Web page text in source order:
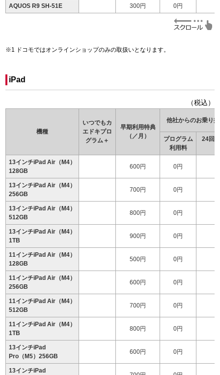
AQUOS R9 SH-51E 300円 0円
ドコモではオンラインショップのみの取扱いとなります。
iPad
（税込）
機種
いつでもカ
エドキプロ
グラム＋
早期利用特典
（／月）
他社からのお乗り
プログラム
利用料
24回
13インチiPad Air（M4）
128GB
600円 0円
13インチiPad Air（M4）
256GB
700円 0円
13インチiPad Air（M4）
512GB
800円 0円
13インチiPad Air（M4）
1TB
900円 0円
11インチiPad Air（M4）
128GB
500円 0円
11インチiPad Air（M4）
256GB
600円 0円
11インチiPad Air（M4）
512GB
700円 0円
11インチiPad Air（M4）
1TB
800円 0円
13インチiPad
Pro（M5）256GB
600円 0円
13インチiPad